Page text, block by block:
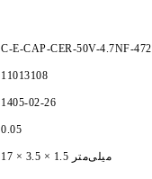
C-E-CAP-CER-50V-4.7NF-472
11013108
1405-02-26
0.05
17 × 3.5 × 1.5 میلی‌متر